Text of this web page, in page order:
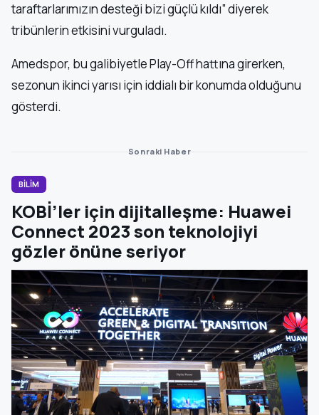
taraftarlarımızın desteği bizi güçlü kıldı” diyerek
tribünlerin etkisini vurguladı.
Amedspor, bu galibiyetle Play-Off hattına girerken,
sezonun ikinci yarısı için iddialı bir konumda olduğunu
gösterdi.
Sonraki Haber
BİLİM
KOBİ’ler için dijitalleşme: Huawei
Connect 2023 son teknolojiyi
gözler önüne seriyor